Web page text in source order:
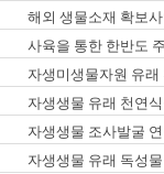
해외 생물소재 확보
사육을 통한 한반도
자생미생물자원 유
자생생물 유래 천연
자생생물 조사발굴
자생생물 유래 독성